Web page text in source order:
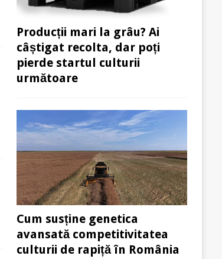
Producții mari la grâu? Ai
câștigat recolta, dar poți
pierde startul culturii
următoare
Cum susține genetica
avansată competitivitatea
culturii de rapiță în România